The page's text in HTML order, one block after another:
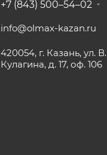
+7 (843) 500–54–02
info@olmax-kazan.ru
420054, г. Казань, ул. В.
Кулагина, д. 17, оф. 106